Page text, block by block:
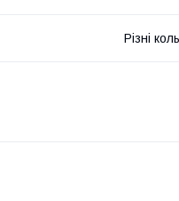
Різні